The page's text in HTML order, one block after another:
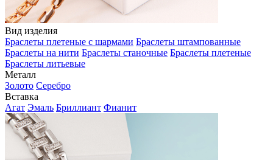
Вид изделия
Браслеты плетеные с шармами Браслеты штампованные
Браслеты на нити Браслеты станочные Браслеты плетеные
Браслеты литьевые
Металл
Золото Серебро
Вставка
Агат Эмаль Бриллиант Фианит